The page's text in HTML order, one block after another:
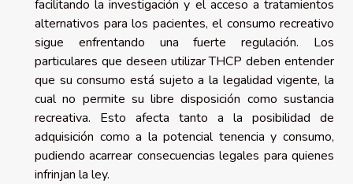
facilitando la investigación y el acceso a tratamientos
alternativos para los pacientes, el consumo recreativo
sigue enfrentando una fuerte regulación. Los
particulares que deseen utilizar THCP deben entender
que su consumo está sujeto a la legalidad vigente, la
cual no permite su libre disposición como sustancia
recreativa. Esto afecta tanto a la posibilidad de
adquisición como a la potencial tenencia y consumo,
pudiendo acarrear consecuencias legales para quienes
infrinjan la ley.